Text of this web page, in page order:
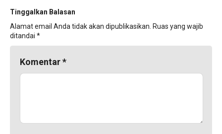
Tinggalkan Balasan
Alamat email Anda tidak akan dipublikasikan. Ruas yang wajib
ditandai *
Komentar*